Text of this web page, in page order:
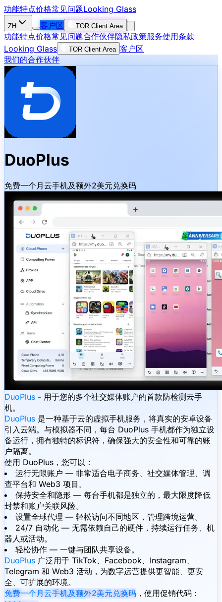
功能特点价格常见问题Looking Glass
ZH 客户区 TOR Client Area
功能特点价格常见问题合作伙伴隐私政策服务使用条款
Looking Glass
TOR Client Area 客户区
我们的合作伙伴
DuoPlus
免费一个月云手机及额外2美元兑换码
DuoPlus - 用于您的多个社交媒体账户的首款防检测云手
机。
DuoPlus 是一种基于云的虚拟手机服务，将真实的安卓设备
引入云端。与模拟器不同，每台 DuoPlus 手机都作为独立设
备运行，拥有独特的标识符，确保强大的安全性和可靠的账
户隔离。
使用 DuoPlus，您可以：
运行无限账户 — 非常适合电子商务、社交媒体管理、调
查平台和 Web3 项目。
保持安全和隐形 — 每台手机都是独立的，最大限度降低
封禁和账户关联风险。
设置全球代理 — 轻松访问不同地区，管理跨境运营。
24/7 自动化 — 无需依赖自己的硬件，持续运行任务、机
器人或活动。
轻松协作 — 一键与团队共享设备。
DuoPlus 广泛用于 TikTok、Facebook、Instagram、
Telegram 和 Web3 活动，为数字运营提供更智能、更安
全、可扩展的环境。
免费一个月云手机及额外2美元兑换码 ，使用促销代码：